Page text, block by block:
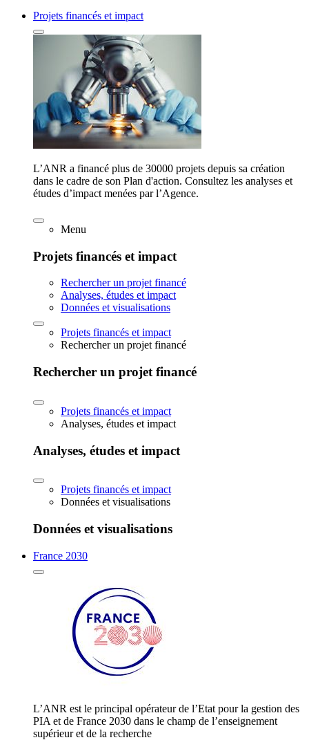
Projets financés et impact
L’ANR a financé plus de 30000 projets depuis sa création
dans le cadre de son Plan d'action. Consultez les analyses et
études d’impact menées par l’Agence.
Menu
Projets financés et impact
Rechercher un projet financé
Analyses, études et impact
Données et visualisations
Projets financés et impact
Rechercher un projet financé
Rechercher un projet financé
Projets financés et impact
Analyses, études et impact
Analyses, études et impact
Projets financés et impact
Données et visualisations
Données et visualisations
France 2030
L’ANR est le principal opérateur de l’Etat pour la gestion des
PIA et de France 2030 dans le champ de l’enseignement
supérieur et de la recherche